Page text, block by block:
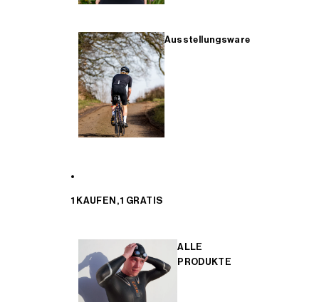
Ausstellungsware
1 KAUFEN, 1 GRATIS
ALLE
PRODUKTE